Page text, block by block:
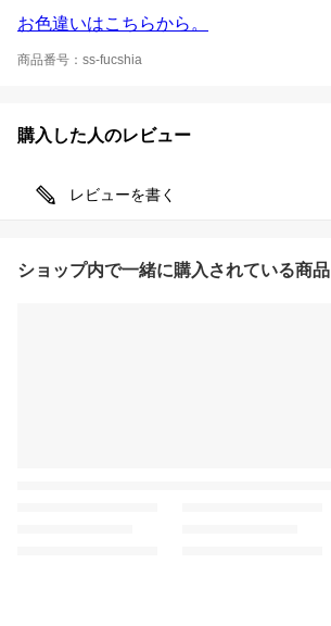
お色違いはこちらから。
商品番号：ss-fucshia
購入した人のレビュー
レビューを書く
ショップ内で一緒に購入されている商品